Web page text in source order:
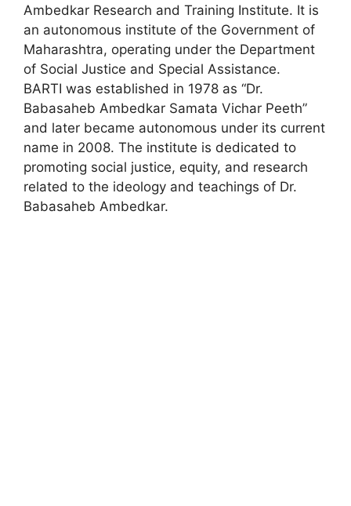
Ambedkar Research and Training Institute. It is
an autonomous institute of the Government of
Maharashtra, operating under the Department
of Social Justice and Special Assistance.
BARTI was established in 1978 as “Dr.
Babasaheb Ambedkar Samata Vichar Peeth”
and later became autonomous under its current
name in 2008. The institute is dedicated to
promoting social justice, equity, and research
related to the ideology and teachings of Dr.
Babasaheb Ambedkar.